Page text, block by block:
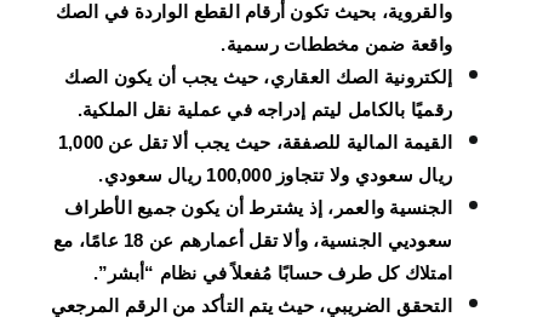
والقروية، بحيث تكون أرقام القطع الواردة في الصك
واقعة ضمن مخططات رسمية.
إلكترونية الصك العقاري، حيث يجب أن يكون الصك
رقميًا بالكامل ليتم إدراجه في عملية نقل الملكية.
القيمة المالية للصفقة، حيث يجب ألا تقل عن 1,000
ريال سعودي ولا تتجاوز 100,000 ريال سعودي.
الجنسية والعمر، إذ يشترط أن يكون جميع الأطراف
سعوديي الجنسية، وألا تقل أعمارهم عن 18 عامًا، مع
امتلاك كل طرف حسابًا مُفعلاً في نظام “أبشر”.
التحقق الضريبي، حيث يتم التأكد من الرقم المرجعي